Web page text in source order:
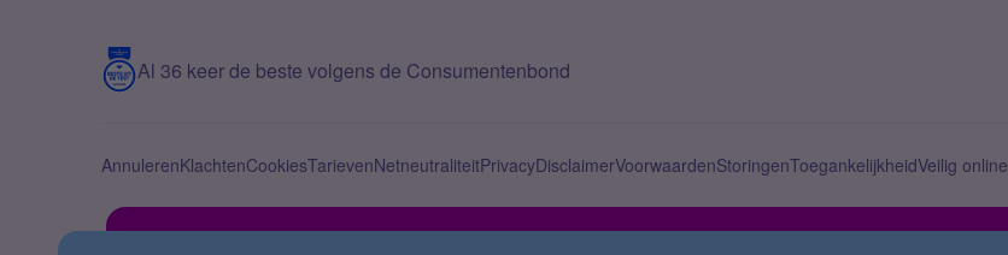
Al 36 keer de beste volgens de Consumentenbond
AnnulerenKlachtenCookiesTarievenNetneutraliteitPrivacyDisclaimerVoorwaardenStoringenToegankelijkheidVeilig online